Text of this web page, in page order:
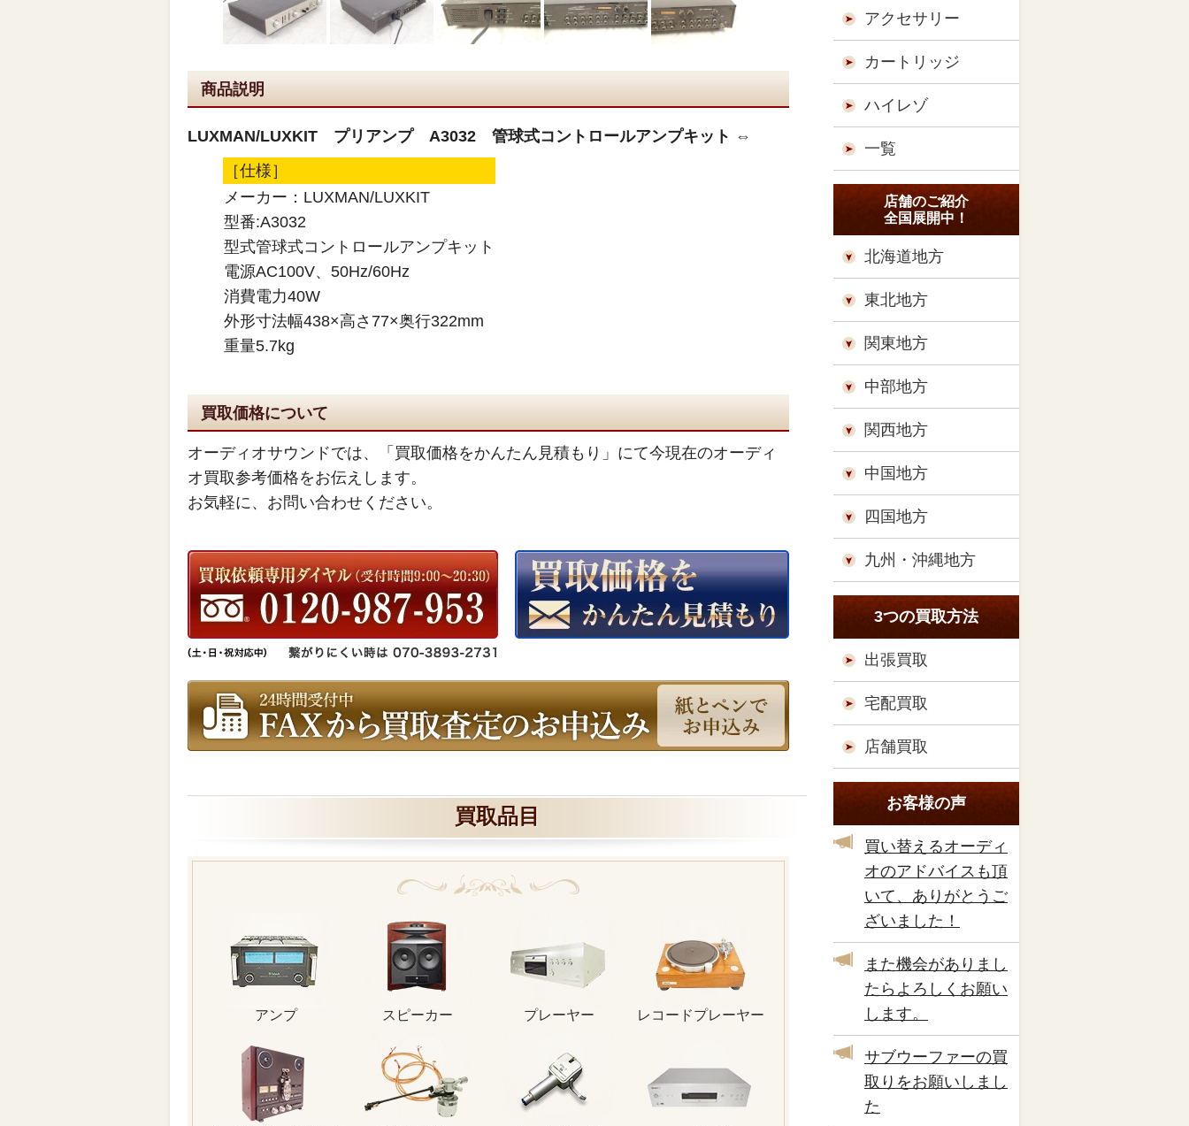
商品説明
LUXMAN/LUXKIT プリアンプ A3032 管球式コントロールアンプキット ⇔
［仕様］
メーカー：LUXMAN/LUXKIT
型番:A3032
型式管球式コントロールアンプキット
電源AC100V、50Hz/60Hz
消費電力40W
外形寸法幅438×高さ77×奥行322mm
重量5.7kg
買取価格について
オーディオサウンドでは、「買取価格をかんたん見積もり」にて今現在のオーディ
オ買取参考価格をお伝えします。
お気軽に、お問い合わせください。
買取品目
アンプ スピーカー プレーヤー レコードプレーヤー
アクセサリー
カートリッジ
ハイレゾ
一覧
店舗のご紹介
全国展開中！
北海道地方
東北地方
関東地方
中部地方
関西地方
中国地方
四国地方
九州・沖縄地方
3つの買取方法
出張買取
宅配買取
店舗買取
お客様の声
買い替えるオーディ
オのアドバイスも頂
いて、ありがとうご
ざいました！
また機会がありまし
たらよろしくお願い
します。
サブウーファーの買
取りをお願いしまし
た